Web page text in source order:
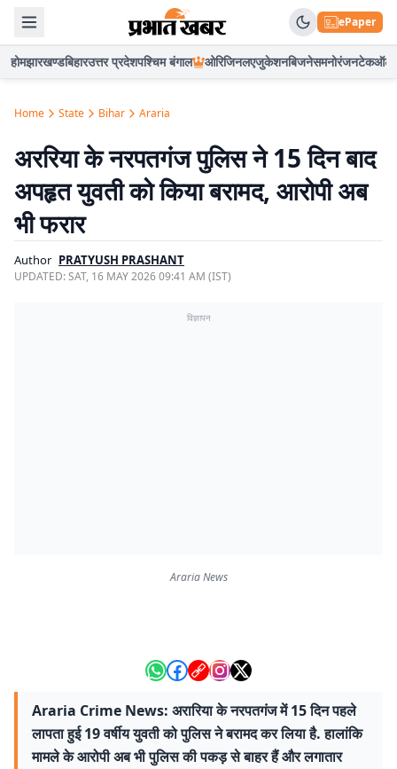
ePaper
होमझारखण्डबिहारउत्तर प्रदेशपश्चिम बंगाल ओरिजिनलएजुकेशनबिजनेसमनोरंजनटेकऑटो
Home State Bihar Araria
अररिया के नरपतगंज पुलिस ने 15 दिन बाद
अपहृत युवती को किया बरामद, आरोपी अब
भी फरार
Author PRATYUSH PRASHANT
UPDATED:SAT, 16 MAY 2026 09:41 AM (IST)
विज्ञापन
Araria News
Araria Crime News: अरारिया के नरपतगंज में 15 दिन पहले
लापता हुई 19 वर्षीय युवती को पुलिस ने बरामद कर लिया है. हालांकि
मामले के आरोपी अब भी पुलिस की पकड़ से बाहर हैं और लगातार